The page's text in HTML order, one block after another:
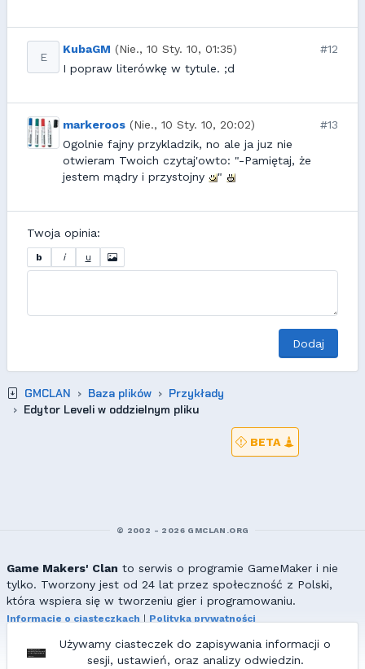
E
KubaGM (Nie., 10 Sty. 10, 01:35)
#12
I popraw literówkę w tytule. ;d
markeroos (Nie., 10 Sty. 10, 20:02)
#13
Ogolnie fajny przykladzik, no ale ja juz nie
otwieram Twoich czytaj'owto: "-Pamiętaj, że
jestem mądry i przystojny
"
Twoja opinia:
b i u
Dodaj
GMCLAN Baza plików
Przykłady
Edytor Leveli w oddzielnym pliku
Używamy ciasteczek do zapisywania informacji o
sesji, ustawień, oraz analizy odwiedzin.
BETA
© 2002 - 2026 GMCLAN.ORG
Game Makers' Clan to serwis o programie GameMaker i nie
tylko. Tworzony jest od 24 lat przez społeczność z Polski,
która wspiera się w tworzeniu gier i programowaniu.
Informacje o ciasteczkach
Polityka prywatności
Wszelkie prawa zastrzeżone. Kopiowanie materiałów bez zgody
redakcji zabronione!